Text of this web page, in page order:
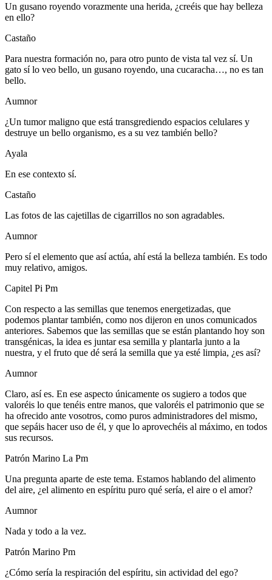
Un gusano royendo vorazmente una herida, ¿creéis que hay belleza
en ello?
Castaño
Para nuestra formación no, para otro punto de vista tal vez sí. Un
gato sí lo veo bello, un gusano royendo, una cucaracha…, no es tan
bello.
Aumnor
¿Un tumor maligno que está transgrediendo espacios celulares y
destruye un bello organismo, es a su vez también bello?
Ayala
En ese contexto sí.
Castaño
Las fotos de las cajetillas de cigarrillos no son agradables.
Aumnor
Pero sí el elemento que así actúa, ahí está la belleza también. Es todo
muy relativo, amigos.
Capitel Pi Pm
Con respecto a las semillas que tenemos energetizadas, que
podemos plantar también, como nos dijeron en unos comunicados
anteriores. Sabemos que las semillas que se están plantando hoy son
transgénicas, la idea es juntar esa semilla y plantarla junto a la
nuestra, y el fruto que dé será la semilla que ya esté limpia, ¿es así?
Aumnor
Claro, así es. En ese aspecto únicamente os sugiero a todos que
valoréis lo que tenéis entre manos, que valoréis el patrimonio que se
ha ofrecido ante vosotros, como puros administradores del mismo,
que sepáis hacer uso de él, y que lo aprovechéis al máximo, en todos
sus recursos.
Patrón Marino La Pm
Una pregunta aparte de este tema. Estamos hablando del alimento
del aire, ¿el alimento en espíritu puro qué sería, el aire o el amor?
Aumnor
Nada y todo a la vez.
Patrón Marino Pm
¿Cómo sería la respiración del espíritu, sin actividad del ego?